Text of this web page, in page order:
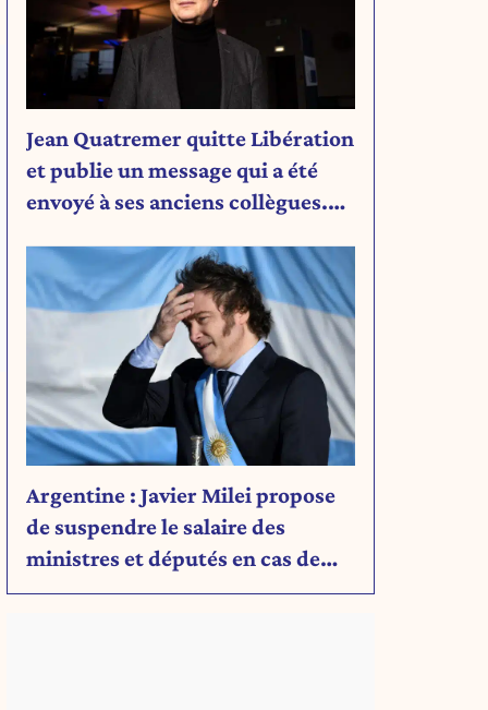
Jean Quatremer quitte Libération
et publie un message qui a été
envoyé à ses anciens collègues.
Argentine : Javier Milei propose
de suspendre le salaire des
ministres et députés en cas de
déficit budgétaire